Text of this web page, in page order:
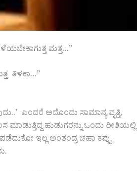
ಮತ್ತ…”
ತಿಳಕಾ…”
ಎಂದರೆ ಅದೊಂದು ಸಾಮಾನ್ಯ ವೃತ್ತಿ,
ಮಾಡುತ್ತಿದ್ದ ಹುಡುಗರನ್ನು ಒಂದು ರೀತಿಯಲ್ಲಿ
ಇಲ್ಲ ಅಂತಂದ್ರ ಚಹಾ ಕಪ್ಪು